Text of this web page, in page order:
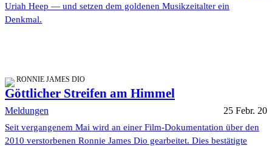
Uriah Heep — und setzen dem goldenen Musikzeitalter ein
Denkmal.
RONNIE JAMES DIO
Göttlicher Streifen am Himmel
Meldungen 25 Febr. 20
Seit vergangenem Mai wird an einer Film-Dokumentation über den
2010 verstorbenen Ronnie James Dio gearbeitet. Dies bestätigte